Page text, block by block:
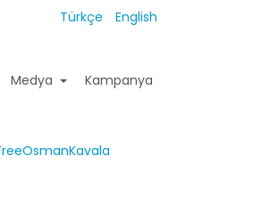
Türkçe English
Medya Kampanya